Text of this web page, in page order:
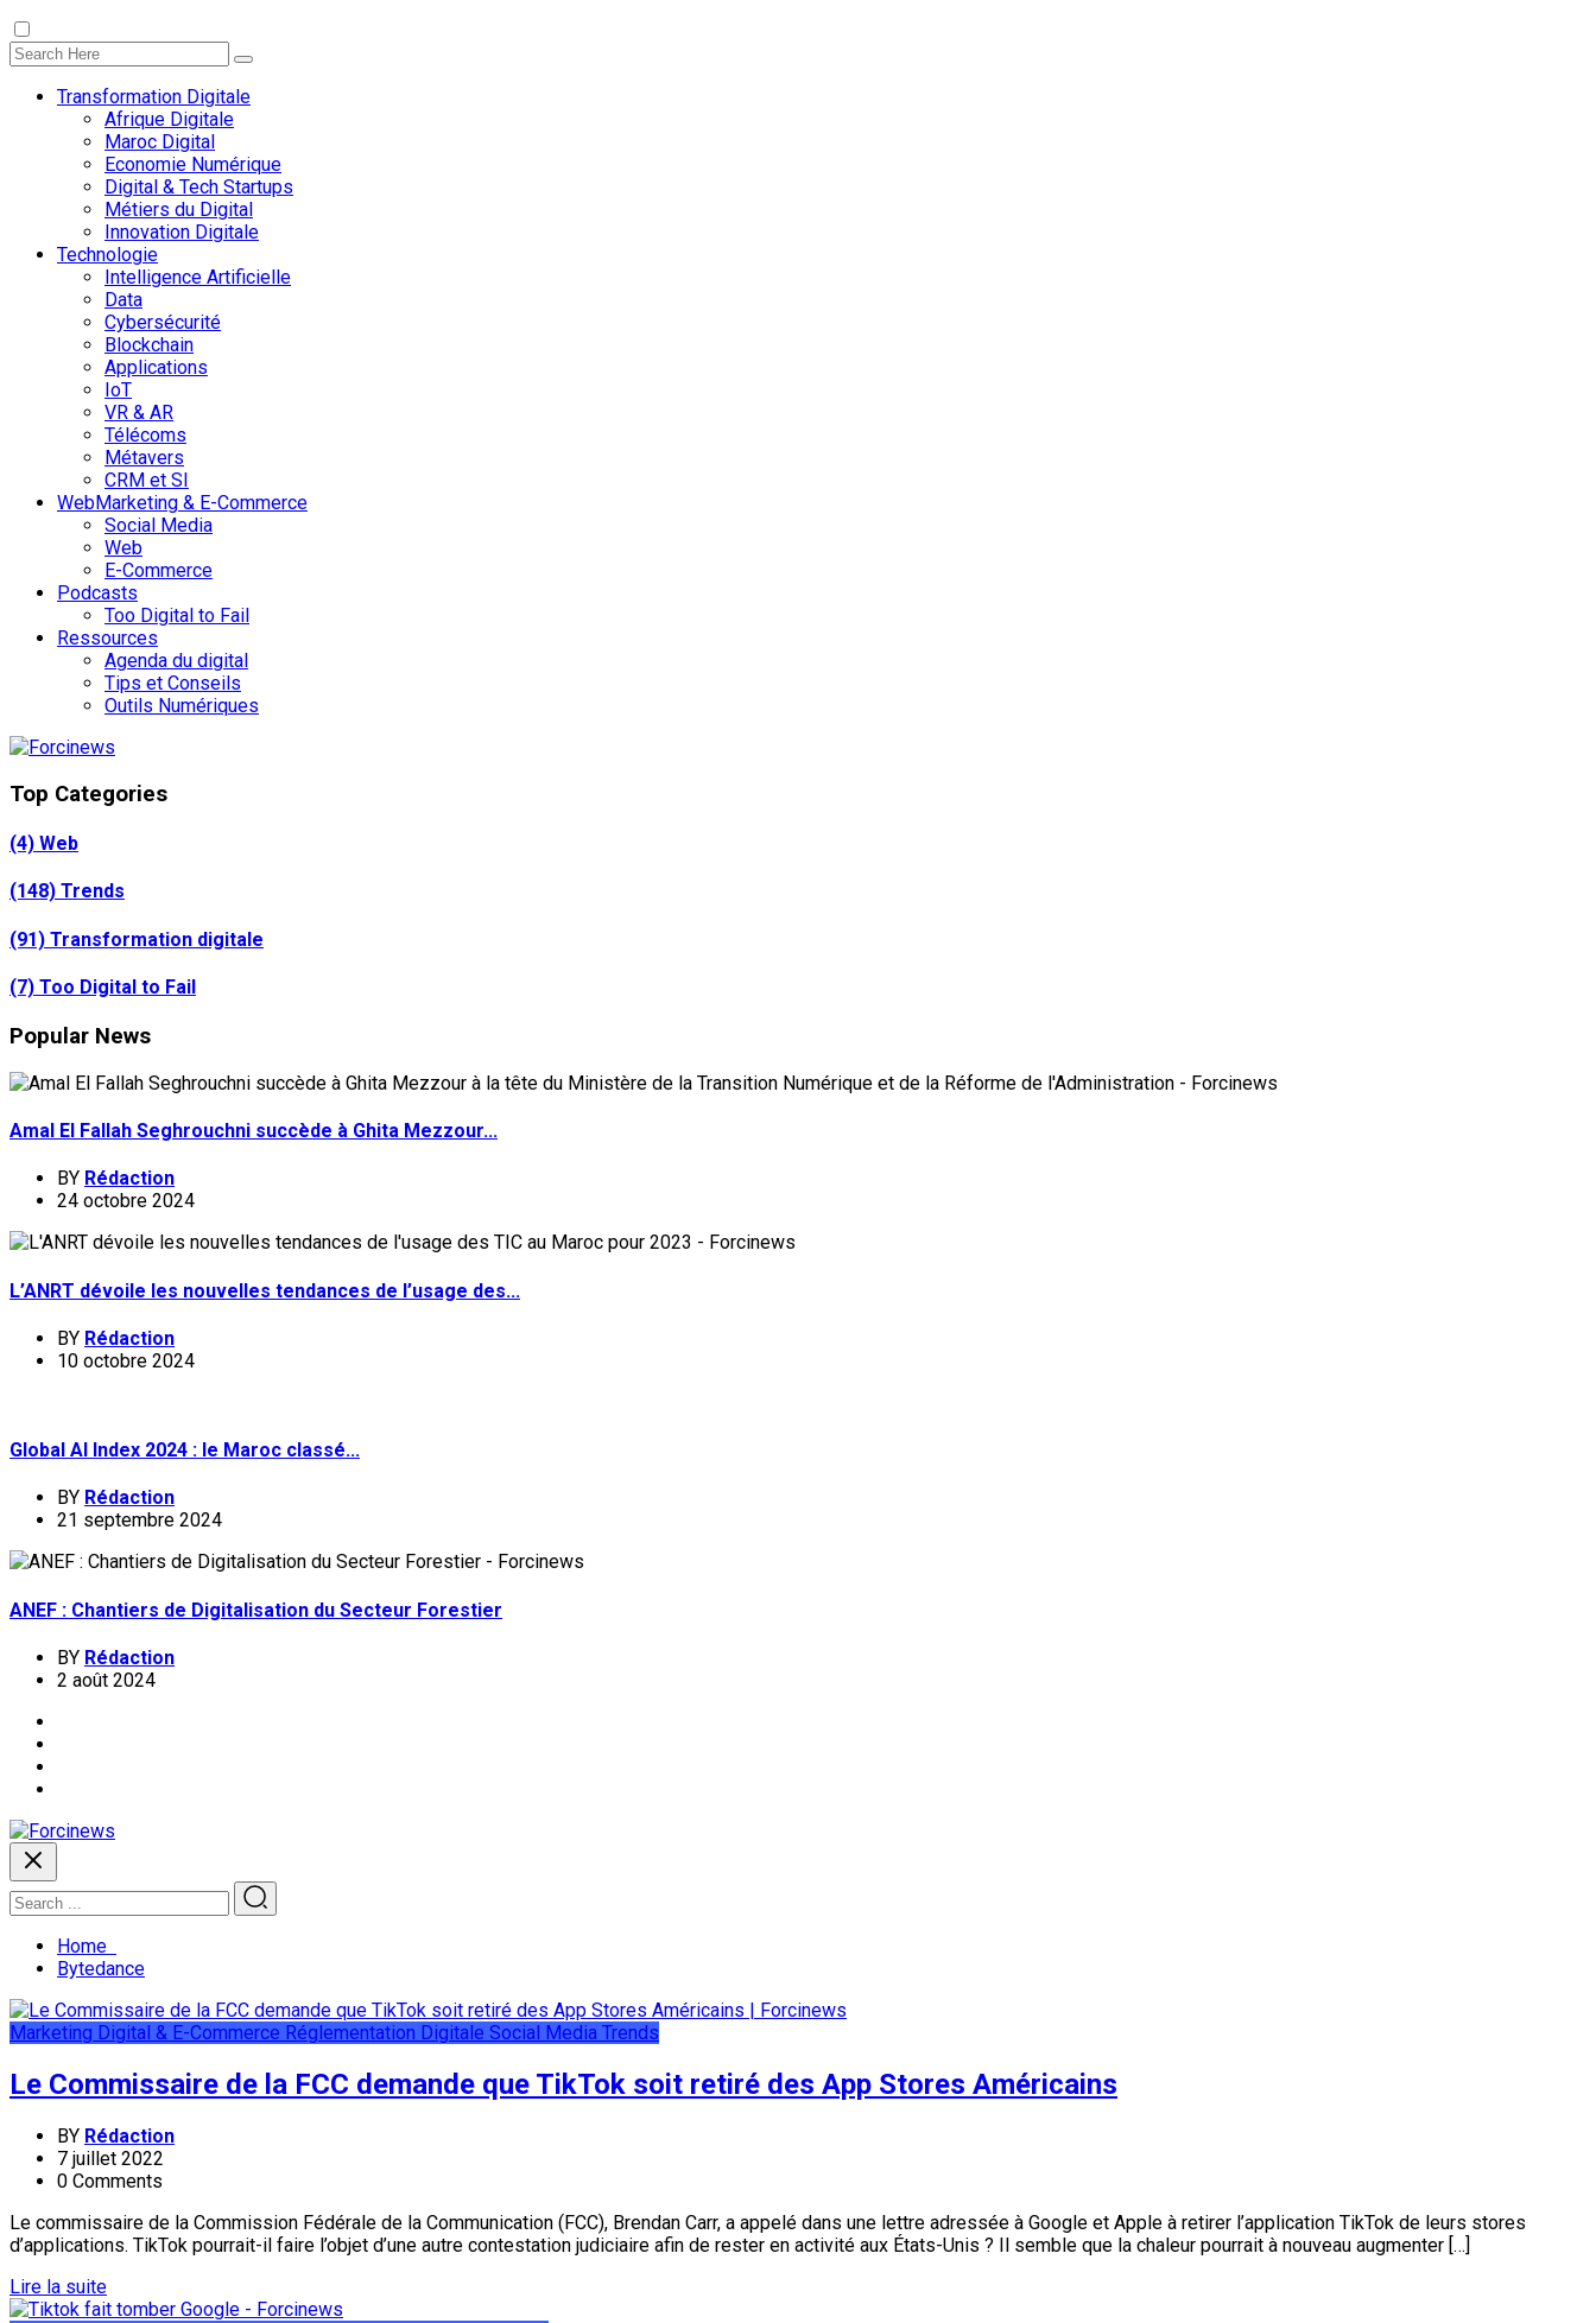
Transformation Digitale
Afrique Digitale
Maroc Digital
Economie Numérique
Digital & Tech Startups
Métiers du Digital
Innovation Digitale
Technologie
Intelligence Artificielle
Data
Cybersécurité
Blockchain
Applications
IoT
VR & AR
Télécoms
Métavers
CRM et SI
WebMarketing & E-Commerce
Social Media
Web
E-Commerce
Podcasts
Too Digital to Fail
Ressources
Agenda du digital
Tips et Conseils
Outils Numériques
Top Categories
(4) Web
(148) Trends
(91) Transformation digitale
(7) Too Digital to Fail
Popular News
Amal El Fallah Seghrouchni succède à Ghita Mezzour...
BY Rédaction
24 octobre 2024
L’ANRT dévoile les nouvelles tendances de l’usage des...
BY Rédaction
10 octobre 2024
Global AI Index 2024 : le Maroc classé...
BY Rédaction
21 septembre 2024
ANEF : Chantiers de Digitalisation du Secteur Forestier
BY Rédaction
2 août 2024
Home
Bytedance
Marketing Digital & E-Commerce Réglementation Digitale Social Media Trends
Le Commissaire de la FCC demande que TikTok soit retiré des App Stores Américains
BY Rédaction
7 juillet 2022
0 Comments
Le commissaire de la Commission Fédérale de la Communication (FCC), Brendan Carr, a appelé dans une lettre adressée à Google et Apple à retirer l’application TikTok de leurs stores
d’applications. TikTok pourrait-il faire l’objet d’une autre contestation judiciaire afin de rester en activité aux États-Unis ? Il semble que la chaleur pourrait à nouveau augmenter […]
Lire la suite